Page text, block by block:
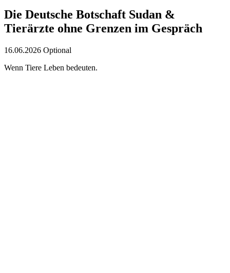
Die Deutsche Botschaft Sudan &
Tierärzte ohne Grenzen im Gespräch
16.06.2026 Optional
Wenn Tiere Leben bedeuten.